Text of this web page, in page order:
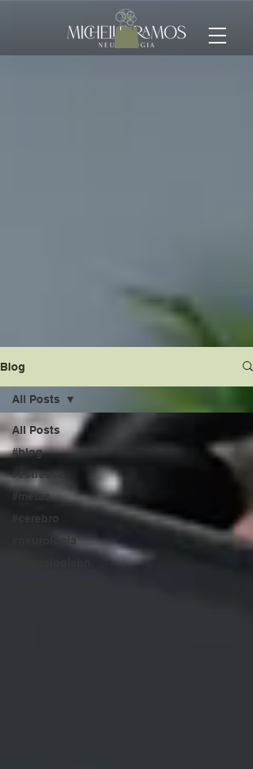
Blog
All Posts
#blog
#estresse
#metas
#cerebro
#neurologia
All Posts